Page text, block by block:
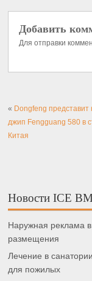
Добавить
Для отправки
« Dongfeng представит
джип Fengguang 580 в
Китая
Новости ICE
Наружная реклама
размещения
Лечение в
для пожилых